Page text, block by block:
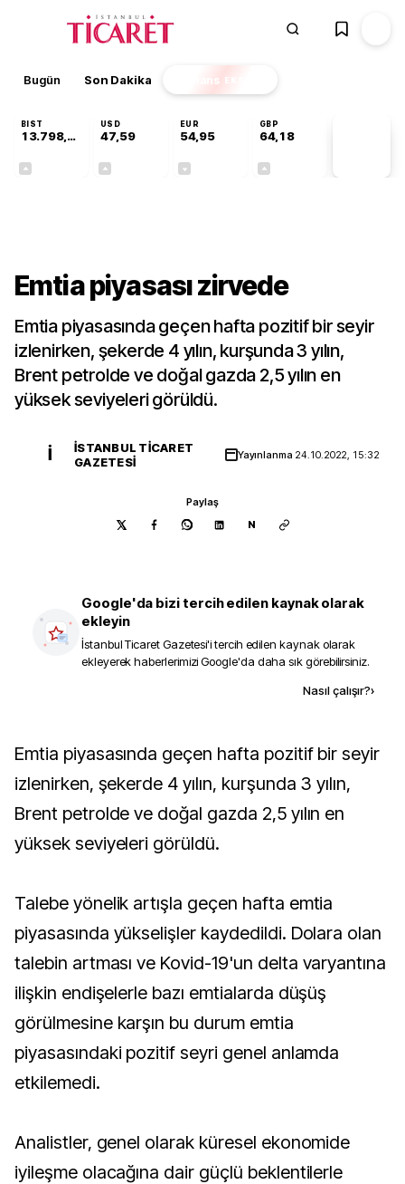
Bugün Son Dakika Finans EKSTRA
BIST
13.798,82
USD
47,59
EUR
54,95
GBP
64,18
Emtia piyasası zirvede
Emtia piyasasında geçen hafta pozitif bir seyir
izlenirken, şekerde 4 yılın, kurşunda 3 yılın,
Brent petrolde ve doğal gazda 2,5 yılın en
yüksek seviyeleri görüldü.
İ
İSTANBUL TICARET
GAZETESI
Yayınlanma 24.10.2022, 15:32
Paylaş
N
Google'da bizi tercih edilen kaynak olarak
ekleyin
İstanbul Ticaret Gazetesi'i tercih edilen kaynak olarak
ekleyerek haberlerimizi Google'da daha sık görebilirsiniz.
Nasıl çalışır?›
Emtia piyasasında geçen hafta pozitif bir seyir
izlenirken, şekerde 4 yılın, kurşunda 3 yılın,
Brent petrolde ve doğal gazda 2,5 yılın en
yüksek seviyeleri görüldü.
Talebe yönelik artışla geçen hafta emtia
piyasasında yükselişler kaydedildi. Dolara olan
talebin artması ve Kovid-19'un delta varyantına
ilişkin endişelerle bazı emtialarda düşüş
görülmesine karşın bu durum emtia
piyasasındaki pozitif seyri genel anlamda
etkilemedi.
Analistler, genel olarak küresel ekonomide
iyileşme olacağına dair güçlü beklentilerle